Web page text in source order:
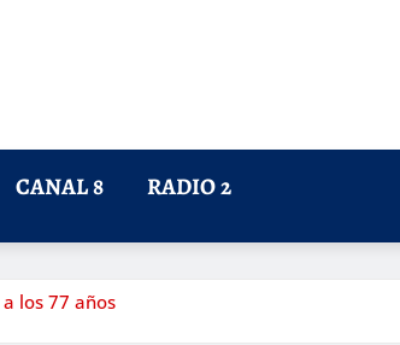
CANAL 8 RADIO 2
los 77 años